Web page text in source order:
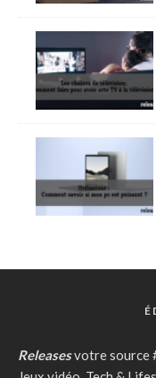
Releasesvotre source